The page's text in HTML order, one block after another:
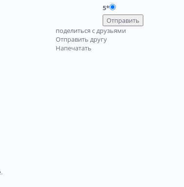
5*
Отправить
поделиться с друзьями
Отправить другу
Напечатать